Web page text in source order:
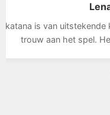
katana is van
trouw aan het spel.